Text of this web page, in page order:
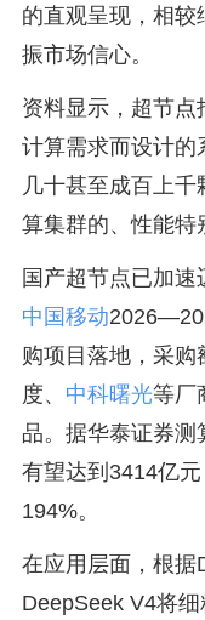
的直观呈现，相较
振市场信心。
资料显示，超节点
计算需求而设计的
几十甚至成百上
算集群的、性能特
国产超节点已加速
中国移动
购项目落地，采购
度、 中科曙光等厂
品。据华泰证券测
有望达到3414亿
194%。
在应用层面，根据
DeepSeek V4将